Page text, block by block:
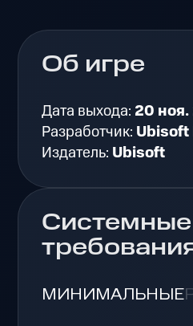
Об игре
Дата выхода: 20 ноя.
Разработчик:
Издатель: Ubisoft
Системные
МИНИМАЛЬНЫЕ